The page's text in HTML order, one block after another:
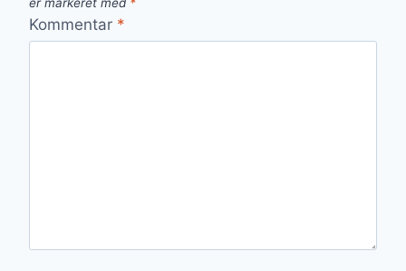
er markeret med *
Kommentar *